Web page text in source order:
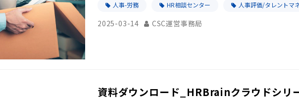
人事-労務 HR相談センター 人事評価/タレントマ
2025-03-14 CSC運営事務局
資料ダウンロード_HRBrainクラウドシリ